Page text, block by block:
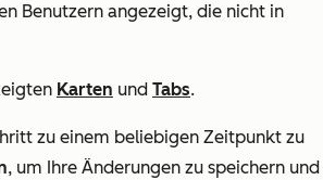
Benutzern angezeigt, die nicht in
Karten und Tabs.
zu einem beliebigen Zeitpunkt zu
, um Ihre Änderungen zu speichern und